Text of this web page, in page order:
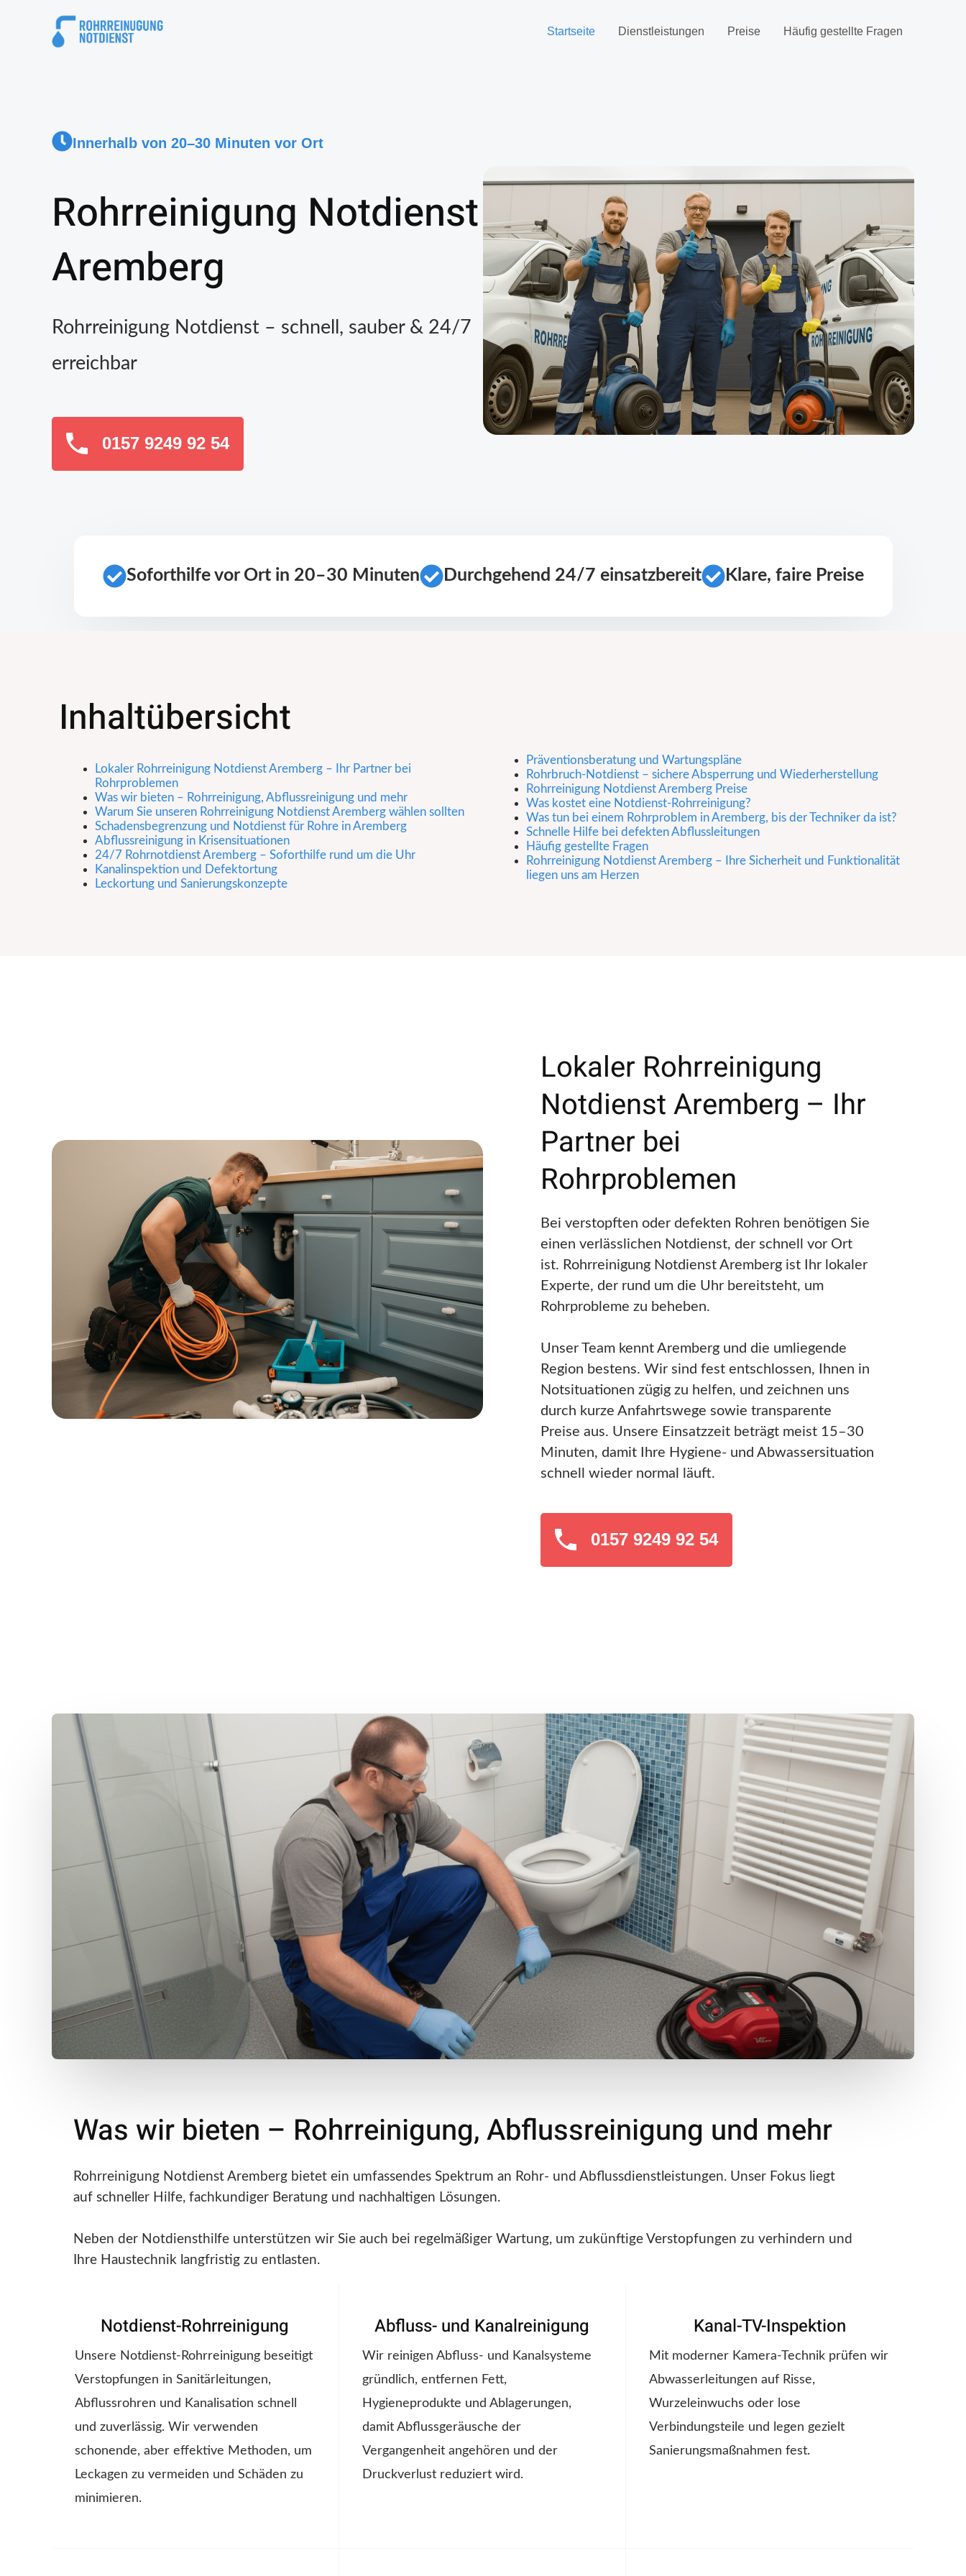
Startseite Dienstleistungen Preise Häufig gestellte Fragen
Innerhalb von 20–30 Minuten vor Ort
Rohrreinigung Notdienst
Aremberg
Rohrreinigung Notdienst – schnell, sauber & 24/7
erreichbar
0157 9249 92 54
Soforthilfe vor Ort in 20–30 Minuten Durchgehend 24/7 einsatzbereit Klare, faire Preise
Inhaltübersicht
Lokaler Rohrreinigung Notdienst Aremberg – Ihr Partner bei
Rohrproblemen
Was wir bieten – Rohrreinigung, Abflussreinigung und mehr
Warum Sie unseren Rohrreinigung Notdienst Aremberg wählen sollten
Schadensbegrenzung und Notdienst für Rohre in Aremberg
Abflussreinigung in Krisensituationen
24/7 Rohrnotdienst Aremberg – Soforthilfe rund um die Uhr
Kanalinspektion und Defektortung
Leckortung und Sanierungskonzepte
Präventionsberatung und Wartungspläne
Rohrbruch-Notdienst – sichere Absperrung und Wiederherstellung
Rohrreinigung Notdienst Aremberg Preise
Was kostet eine Notdienst-Rohrreinigung?
Was tun bei einem Rohrproblem in Aremberg, bis der Techniker da ist?
Schnelle Hilfe bei defekten Abflussleitungen
Häufig gestellte Fragen
Rohrreinigung Notdienst Aremberg – Ihre Sicherheit und Funktionalität
liegen uns am Herzen
Lokaler Rohrreinigung
Notdienst Aremberg – Ihr
Partner bei
Rohrproblemen
Bei verstopften oder defekten Rohren benötigen Sie
einen verlässlichen Notdienst, der schnell vor Ort
ist. Rohrreinigung Notdienst Aremberg ist Ihr lokaler
Experte, der rund um die Uhr bereitsteht, um
Rohrprobleme zu beheben.
Unser Team kennt Aremberg und die umliegende
Region bestens. Wir sind fest entschlossen, Ihnen in
Notsituationen zügig zu helfen, und zeichnen uns
durch kurze Anfahrtswege sowie transparente
Preise aus. Unsere Einsatzzeit beträgt meist 15–30
Minuten, damit Ihre Hygiene- und Abwassersituation
schnell wieder normal läuft.
0157 9249 92 54
Was wir bieten – Rohrreinigung, Abflussreinigung und mehr
Rohrreinigung Notdienst Aremberg bietet ein umfassendes Spektrum an Rohr- und Abflussdienstleistungen. Unser Fokus liegt
auf schneller Hilfe, fachkundiger Beratung und nachhaltigen Lösungen.
Neben der Notdiensthilfe unterstützen wir Sie auch bei regelmäßiger Wartung, um zukünftige Verstopfungen zu verhindern und
Ihre Haustechnik langfristig zu entlasten.
Notdienst-Rohrreinigung
Unsere Notdienst-Rohrreinigung beseitigt
Verstopfungen in Sanitärleitungen,
Abflussrohren und Kanalisation schnell
und zuverlässig. Wir verwenden
schonende, aber effektive Methoden, um
Leckagen zu vermeiden und Schäden zu
minimieren.
Abfluss- und Kanalreinigung
Wir reinigen Abfluss- und Kanalsysteme
gründlich, entfernen Fett,
Hygieneprodukte und Ablagerungen,
damit Abflussgeräusche der
Vergangenheit angehören und der
Druckverlust reduziert wird.
Kanal-TV-Inspektion
Mit moderner Kamera-Technik prüfen wir
Abwasserleitungen auf Risse,
Wurzeleinwuchs oder lose
Verbindungsteile und legen gezielt
Sanierungsmaßnahmen fest.